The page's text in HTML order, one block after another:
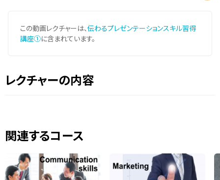
この動画レクチャーは、伝わるプレゼンテーションスキル習得
講座①に含まれています。
レクチャーの内容
関連するコース